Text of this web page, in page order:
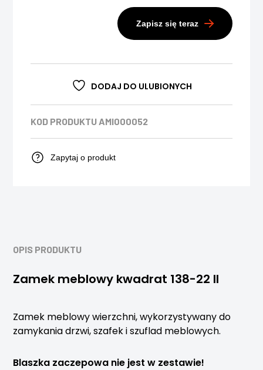
Zapisz się teraz
DODAJ DO ULUBIONYCH
KOD PRODUKTU AMI000052
Zapytaj o produkt
OPIS PRODUKTU
Zamek meblowy kwadrat 138-22 II
Zamek meblowy wierzchni, wykorzystywany do
zamykania drzwi, szafek i szuflad meblowych.
Blaszka zaczepowa nie jest w zestawie!